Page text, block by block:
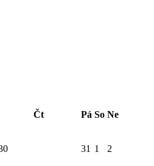
Čt Pá So Ne
31 1 2